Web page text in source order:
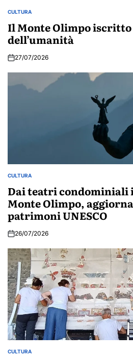
POSTED
IN
CULTURA
Il Monte Olimpo
dell’umanità
27/07/2026
POSTED
CULTURA
Dai teatri condominiali
Monte Olimpo,
patrimoni UNESCO
26/07/2026
POSTED
CULTURA